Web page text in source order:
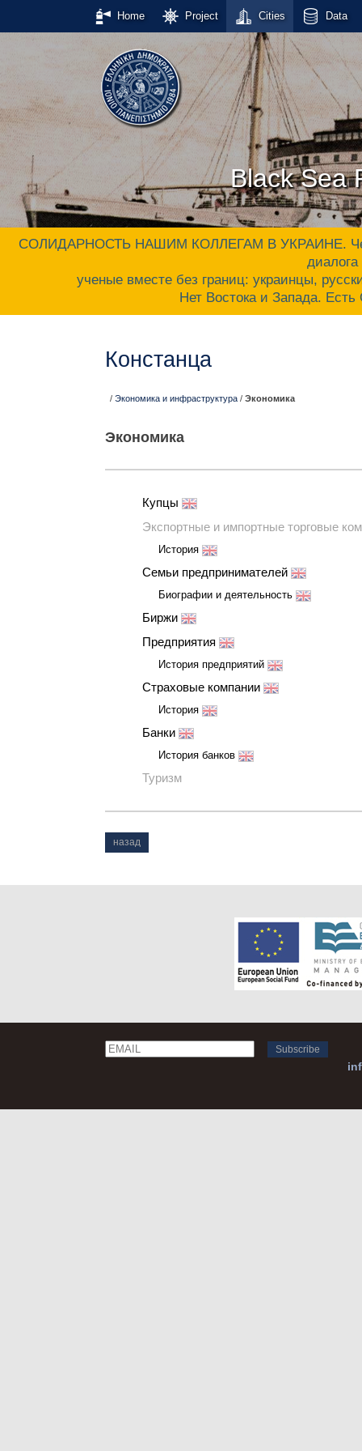
Home Project Cities Data
Black Sea
СОЛИДАРНОСТЬ НАШИМ КОЛЛЕГАМ В УКРАИНЕ.
ученые вместе без границ: украинцы,
Нет Востока и Запада.
Констанца
/ Экономика и инфраструктура / Экономика
Экономика
Купцы
Экспортные и импортные торговые
История
Семьи предпринимателей
Биографии и деятельность
Биржи
Предприятия
История предприятий
Страховые компании
История
Банки
История банков
Туризм
назад
Email
Name